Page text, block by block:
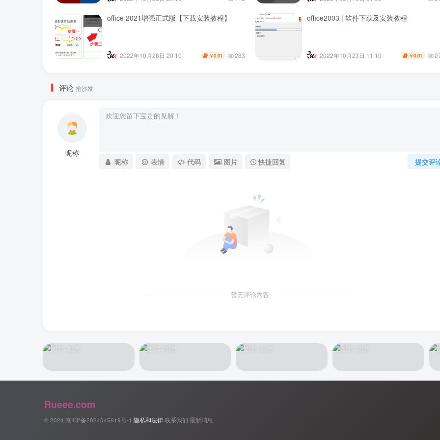
office 2021增强正式版【下载安装教程】
2022年10月28日 20:10 ￥0.01 283
office2003 | 软件下载及安装教程
2022年10月23日 11:10 ￥0.01
评论 抢沙发
昵称
提交评
昵称 表情 代码 图片 快捷回复
暂无评论内容
Rueee.com
© 2024 京ICP备2024045619号-1 隐私和法律联系我们 最新消息